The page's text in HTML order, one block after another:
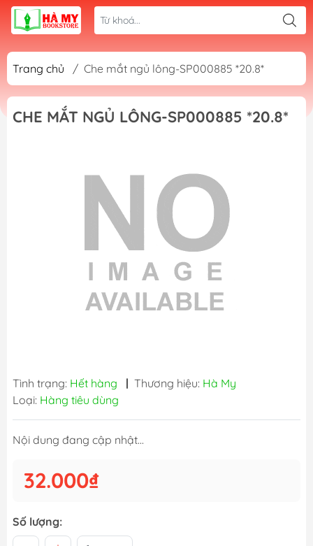
Trang chủ / Che mắt ngủ lông-SP000885 *20.8*
CHE MẮT NGỦ LÔNG-SP000885 *20.8*
Tình trạng: Hết hàng | Thương hiệu: Hà My
Loại: Hàng tiêu dùng
Nội dung đang cập nhật...
32.000₫
Số lượng: